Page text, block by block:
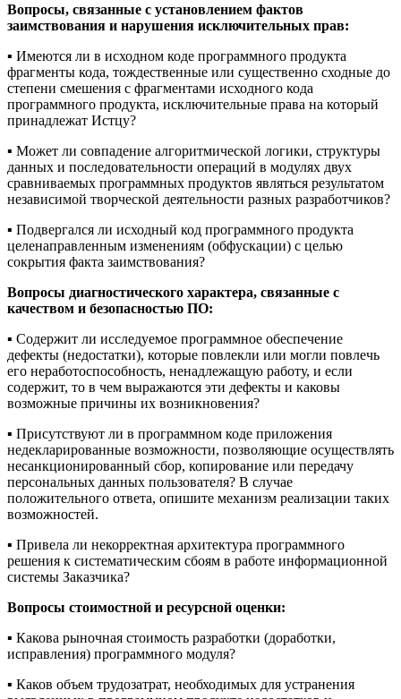
Вопросы, связанные с установлением фактов
заимствования и нарушения исключительных прав:
▪️ Имеются ли в исходном коде программного продукта
фрагменты кода, тождественные или существенно сходные до
степени смешения с фрагментами исходного кода
программного продукта, исключительные права на который
принадлежат Истцу?
▪️ Может ли совпадение алгоритмической логики, структуры
данных и последовательности операций в модулях двух
сравниваемых программных продуктов являться результатом
независимой творческой деятельности разных разработчиков?
▪️ Подвергался ли исходный код программного продукта
целенаправленным изменениям (обфускации) с целью
сокрытия факта заимствования?
Вопросы диагностического характера, связанные с
качеством и безопасностью ПО:
▪️ Содержит ли исследуемое программное обеспечение
дефекты (недостатки), которые повлекли или могли повлечь
его неработоспособность, ненадлежащую работу, и если
содержит, то в чем выражаются эти дефекты и каковы
возможные причины их возникновения?
▪️ Присутствуют ли в программном коде приложения
недекларированные возможности, позволяющие осуществлять
несанкционированный сбор, копирование или передачу
персональных данных пользователя? В случае
положительного ответа, опишите механизм реализации таких
возможностей.
▪️ Привела ли некорректная архитектура программного
решения к систематическим сбоям в работе информационной
системы Заказчика?
Вопросы стоимостной и ресурсной оценки:
▪️ Какова рыночная стоимость разработки (доработки,
исправления) программного модуля?
▪️ Каков объем трудозатрат, необходимых для устранения